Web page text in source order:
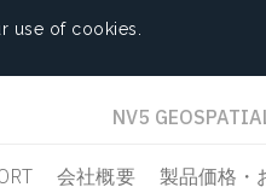
use of cookies.
NV5
会社概要 製品価格・